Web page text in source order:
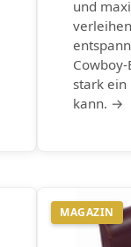
und
stark ein
kann. →
MAGAZIN